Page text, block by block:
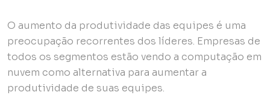
O aumento da produtividade das equipes é uma
preocupação recorrentes dos líderes. Empresas de
todos os segmentos estão vendo a computação em
nuvem como alternativa para aumentar a
produtividade de suas equipes.